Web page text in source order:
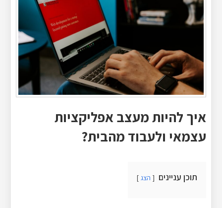
איך להיות מעצב אפליקציות
עצמאי ולעבוד מהבית?
תוכן עניינים הצג